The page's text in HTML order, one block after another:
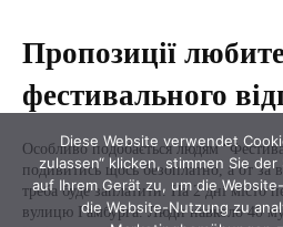
Diese Website verwendet
zulassen“ klicken, stimmen Sie
auf Ihrem Gerät zu, um die
die Website-Nutzung zu